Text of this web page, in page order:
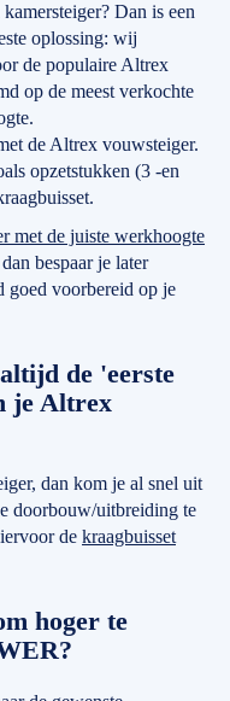
Dan is een
oplossing: wij
de populaire Altrex
op de meest verkochte
de Altrex vouwsteiger.
opzetstukken (3 -en
met de juiste werkhoogte
bespaar je later
goed voorbereid op je
de 'eerste
je Altrex
dan kom je al snel uit
doorbouw/uitbreiding te
de kraagbuisset
hoger te